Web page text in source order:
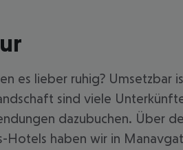
es lieber ruhig? Umsetzbar
sind viele
dazubuchen. Über
haben wir in